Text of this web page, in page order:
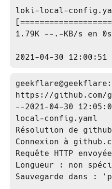
loki-local-
1.79K --.-KB/s en 0s
2021-04-30
https://github.com/
--2021-04-30
local-config.yaml
Résolution de
Connexion à
Requête HTTP
Longueur : non
Sauvegarde dans :